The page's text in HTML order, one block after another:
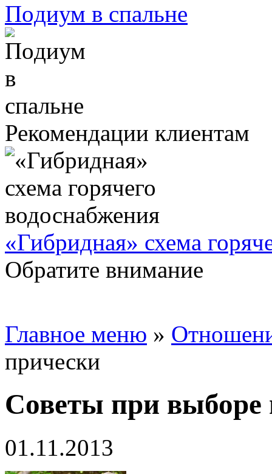
Пoдиум в cпaльне
Рекомендации клиентам
«Гибридная» схема
Обратите внимание
Главное меню »
прически
Советы при выборе
01.11.2013